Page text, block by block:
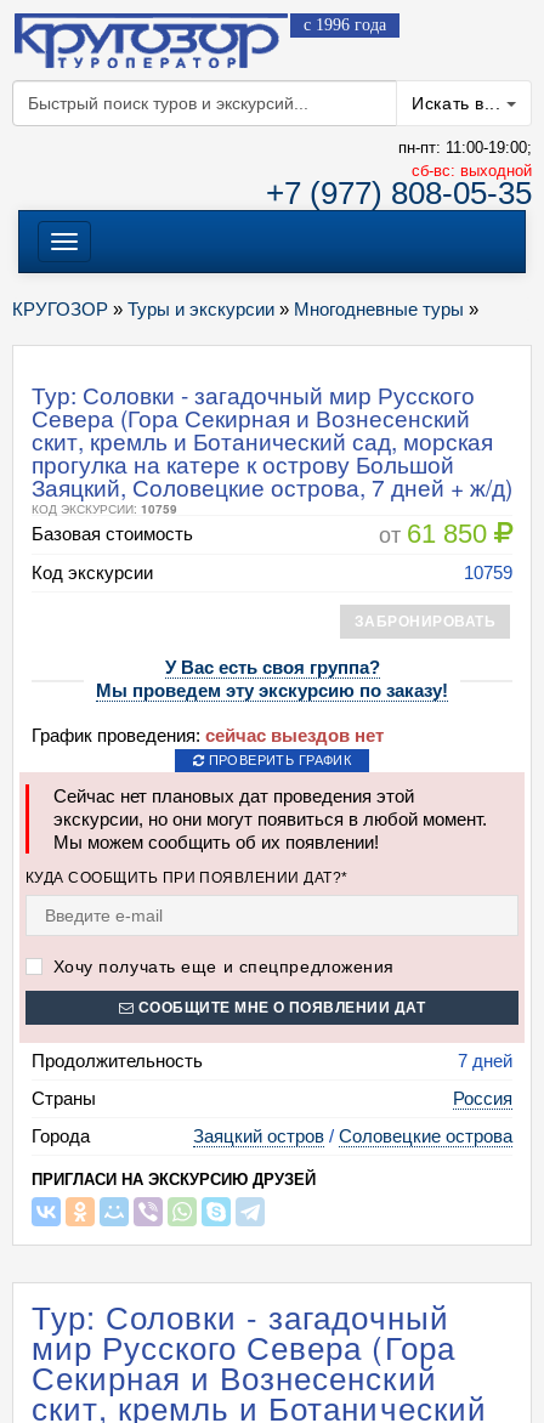
с 1996 года
Искать в...
пн-пт: 11:00-19:00;
cб-вс: выходной
+7 (977) 808-05-35
Меню
КРУГОЗОР » Туры и экскурсии » Многодневные туры »
Тур: Соловки - загадочный мир Русского
Севера (Гора Секирная и Вознесенский
скит, кремль и Ботанический сад, морская
прогулка на катере к острову Большой
Заяцкий, Соловецкие острова, 7 дней + ж/д)
КОД ЭКСКУРСИИ: 10759
Базовая стоимость от 61 850
Код экскурсии 10759
ЗАБРОНИРОВАТЬ
У Вас есть своя группа?
Мы проведем эту экскурсию по заказу!
График проведения: сейчас выездов нет
ПРОВЕРИТЬ ГРАФИК
Сейчас нет плановых дат проведения этой
экскурсии, но они могут появиться в любой момент.
Мы можем сообщить об их появлении!
КУДА СООБЩИТЬ ПРИ ПОЯВЛЕНИИ ДАТ?*
Хочу получать еще и спецпредложения
СООБЩИТЕ МНЕ О ПОЯВЛЕНИИ ДАТ
Продолжительность
7 дней
Страны
Россия
Города
Заяцкий остров / Соловецкие острова
ПРИГЛАСИ НА ЭКСКУРСИЮ ДРУЗЕЙ
Тур: Соловки - загадочный
мир Русского Севера (Гора
Секирная и Вознесенский
скит, кремль и Ботанический